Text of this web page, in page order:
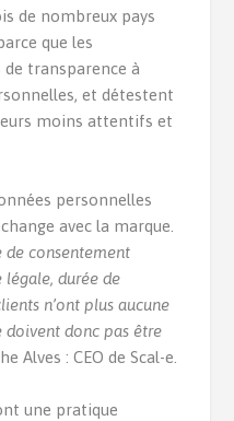
de nombreux pays
que les
transparence à
et détestent
moins attentifs et
personnelles
avec la marque.
de consentement
durée de
n’ont plus aucune
doivent donc pas être
Alves : CEO de Scal-e.
une pratique